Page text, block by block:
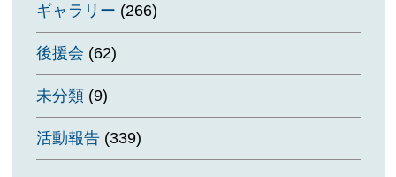
ギャラリー (266)
後援会 (62)
未分類(9)
活動報告(339)